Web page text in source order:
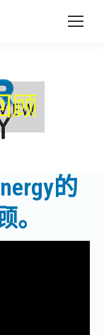
顾
的
。